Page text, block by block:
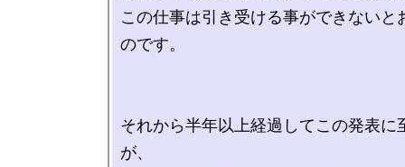
この仕事は引き受ける事ができないと
のです。
それから半年以上経過してこの発表に
が、